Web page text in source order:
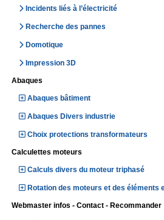
Incidents liés à l’électricité
Recherche des pannes
Domotique
Impression 3D
Abaques
Abaques bâtiment
Abaques Divers industrie
Choix protections transformateurs
Calculettes moteurs
Calculs divers du moteur triphasé
Rotation des moteurs et des éléments
Webmaster infos - Contact - Recommander